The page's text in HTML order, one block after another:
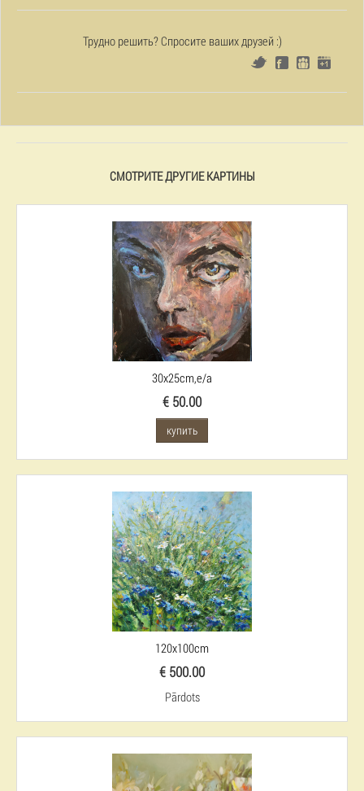
Трудно решить? Спросите ваших друзей :)
СМОТРИТЕ ДРУГИЕ КАРТИНЫ
30x25cm,e/a
€ 50.00
купить
120x100cm
€ 500.00
Pārdots